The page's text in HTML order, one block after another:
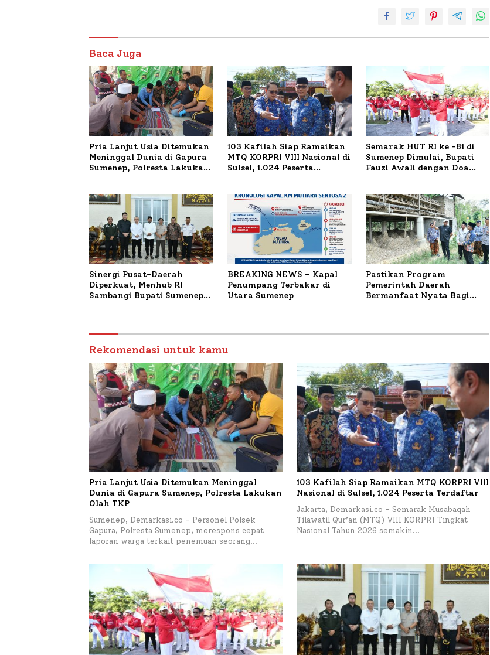
Baca Juga
Pria Lanjut Usia Ditemukan
Meninggal Dunia di Gapura
Sumenep, Polresta Lakukan
103 Kafilah Siap Ramaikan
MTQ KORPRI VIII Nasional di
Sulsel, 1.024 Peserta
Semarak HUT RI ke -81 di
Sumenep Dimulai, Bupati
Fauzi Awali dengan Doa
Sinergi Pusat-Daerah
Diperkuat, Menhub RI
Sambangi Bupati Sumenep
BREAKING NEWS – Kapal
Penumpang Terbakar di
Utara Sumenep
Pastikan Program
Pemerintah Daerah
Bermanfaat Nyata Bagi
Petelur di Desa Bataal Timur
Rekomendasi untuk kamu
Pria Lanjut Usia Ditemukan Meninggal
Dunia di Gapura Sumenep, Polresta Lakukan
Olah TKP
Sumenep, Demarkasi.co – Personel Polsek
Gapura, Polresta Sumenep, merespons cepat
laporan warga terkait penemuan seorang…
103 Kafilah Siap Ramaikan MTQ KORPRI VIII
Nasional di Sulsel, 1.024 Peserta Terdaftar
Jakarta, Demarkasi.co – Semarak Musabaqah
Tilawatil Qur’an (MTQ) VIII KORPRI Tingkat
Nasional Tahun 2026 semakin…